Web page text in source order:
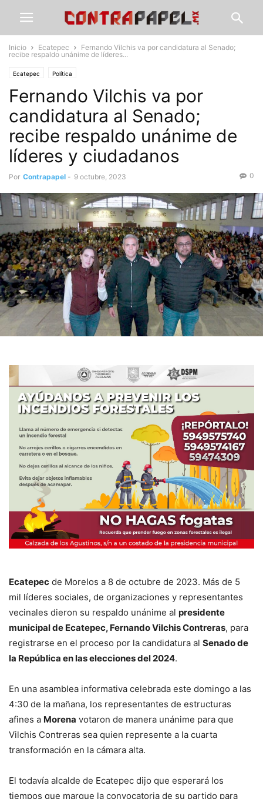
Inicio Ecatepec
Fernando Vilchis va por candidatura al Senado;
recibe respaldo unánime de líderes...
Ecatepec Política
Fernando Vilchis va por
candidatura al Senado;
recibe respaldo unánime de
líderes y ciudadanos
Por Contrapapel - 9 octubre, 2023 0
Ecatepec de Morelos a 8 de octubre de 2023. Más de 5
mil líderes sociales, de organizaciones y representantes
vecinales dieron su respaldo unánime al presidente
municipal de Ecatepec, Fernando Vilchis Contreras, para
registrarse en el proceso por la candidatura al Senado de
la República en las elecciones del 2024.
En una asamblea informativa celebrada este domingo a las
4:30 de la mañana, los representantes de estructuras
afines a Morena votaron de manera unánime para que
Vilchis Contreras sea quien represente a la cuarta
transformación en la cámara alta.
El todavía alcalde de Ecatepec dijo que esperará los
tiempos que marque la convocatoria de su partido para